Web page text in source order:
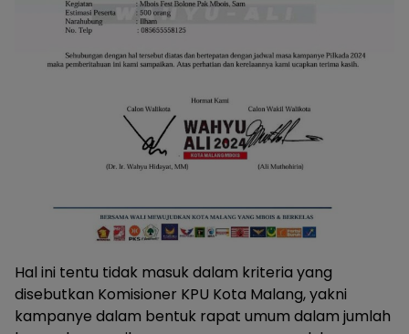
Hal ini tentu tidak masuk dalam kriteria yang
disebutkan Komisioner KPU Kota Malang, yakni
kampanye dalam bentuk rapat umum dalam jumlah